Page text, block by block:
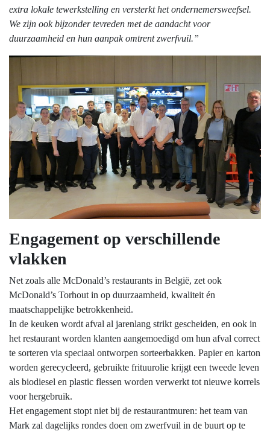
extra lokale tewerkstelling en versterkt het ondernemersweefsel.
We zijn ook bijzonder tevreden met de aandacht voor
duurzaamheid en hun aanpak omtrent zwerfvuil.”
Engagement op verschillende
vlakken
Net zoals alle McDonald’s restaurants in België, zet ook
McDonald’s Torhout in op duurzaamheid, kwaliteit én
maatschappelijke betrokkenheid.
In de keuken wordt afval al jarenlang strikt gescheiden, en ook in
het restaurant worden klanten aangemoedigd om hun afval correct
te sorteren via speciaal ontworpen sorteerbakken. Papier en karton
worden gerecycleerd, gebruikte frituurolie krijgt een tweede leven
als biodiesel en plastic flessen worden verwerkt tot nieuwe korrels
voor hergebruik.
Het engagement stopt niet bij de restaurantmuren: het team van
Mark zal dagelijks rondes doen om zwerfvuil in de buurt op te